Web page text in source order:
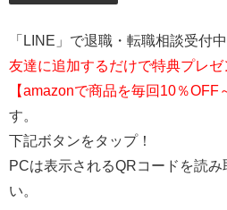
「LINE」で退職・転職相談受付中
友達に追加するだけで特典プレゼ
【amazonで商品を毎回10％OFF
す。
下記ボタンをタップ！
PCは表示されるQRコードを読
い。